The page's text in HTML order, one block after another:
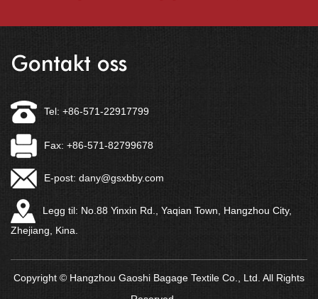
Gontakt oss
Tel: +86-571-22917799
Fax: +86-571-82799678
E-post: dany@gsxbby.com
Legg til: No.88 Yinxin Rd., Yaqian Town, Hangzhou City,
Zhejiang, Kina.
Copyright © Hangzhou Gaoshi Bagage Textile Co., Ltd. All Rights